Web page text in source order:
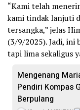
“Kami telah
kami tindak lanjuti
tersangka,” jelas
(3/9/2025). Jadi, ini
tapi lima sekaligus
Mengenang
Pendiri Kompas
Berpulang